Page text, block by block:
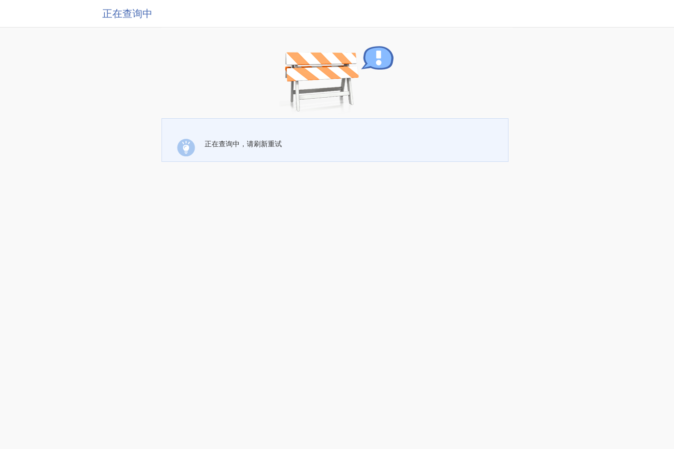
正在查询中
正在查询中，请刷新重试